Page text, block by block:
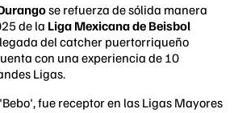
se refuerza de sólida manera
de la Liga Mexicana de Beisbol
del catcher puertorriqueño
con una experiencia de 10
Ligas.
fue receptor en las Ligas Mayores